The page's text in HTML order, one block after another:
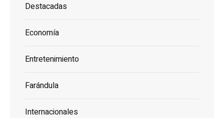
Destacadas
Economía
Entretenimiento
Farándula
Internacionales